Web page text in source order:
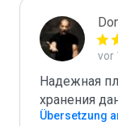
vor
Надежная
хранения
Übersetzung